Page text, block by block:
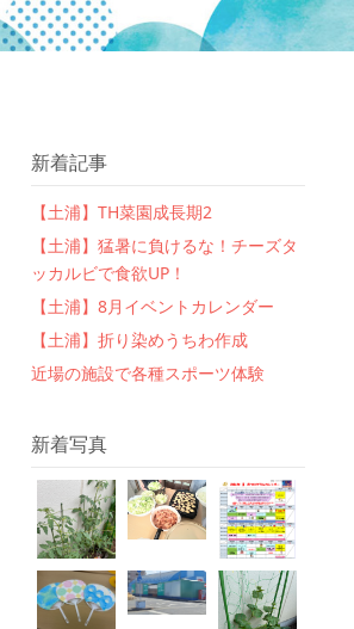
新着記事
【土浦】TH菜園成長期2
【土浦】猛暑に負けるな！チーズタ
ッカルビで食欲UP！
【土浦】8月イベントカレンダー
【土浦】折り染めうちわ作成
近場の施設で各種スポーツ体験
新着写真